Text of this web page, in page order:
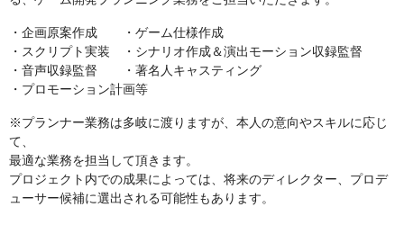
・企画原案作成 ・ゲーム仕様作成
・スクリプト実装 ・シナリオ作成＆演出モーション収録監督
・音声収録監督 ・著名人キャスティング
・プロモーション計画等
※プランナー業務は多岐に渡りますが、本人の意向やスキルに応じ
て、
最適な業務を担当して頂きます。
プロジェクト内での成果によっては、将来のディレクター、プロデ
ューサー候補に選出される可能性もあります。